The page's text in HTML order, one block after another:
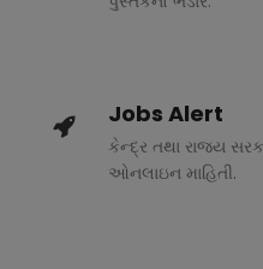
Jobs Alert
કેન્દ્ર તથા રાજ્ય
ઓનલાઇન માહિતી.